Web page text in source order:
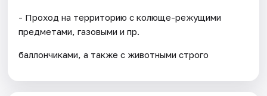
- Проход на территорию с колюще-режущими
предметами, газовыми и пр.
баллончиками, а также с животными строго